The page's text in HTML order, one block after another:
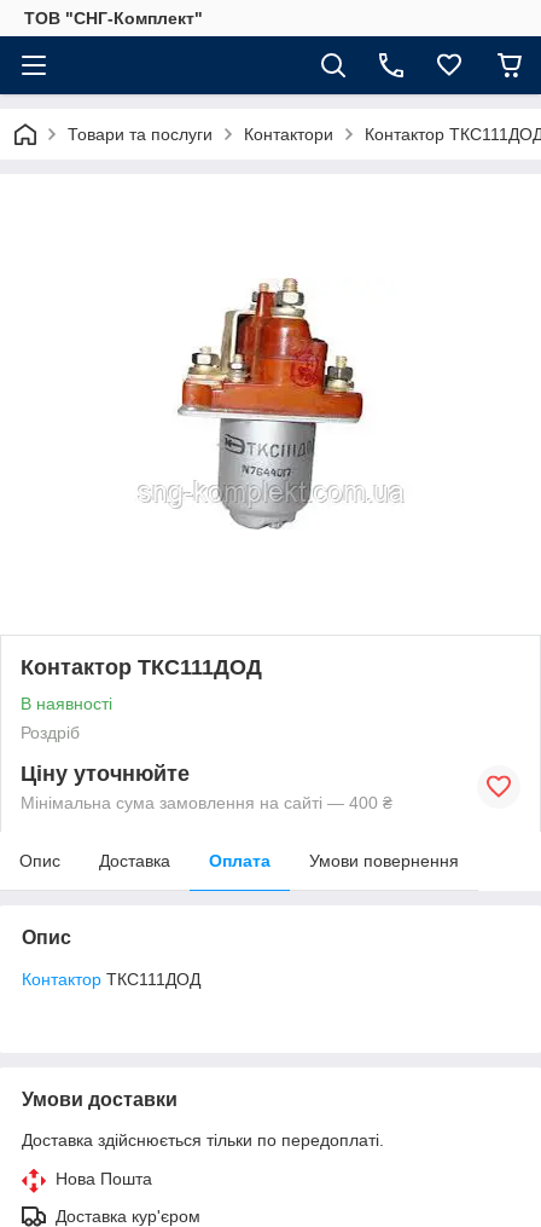
ТОВ "СНГ-Комплект"
Товари та послуги Контактори Контактор
Контактор ТКС111ДОД
В наявності
Роздріб
Ціну уточнюйте
Мінімальна сума замовлення на сайті — 400 ₴
Опис Доставка Оплата Умови повернення
Опис
Контактор ТКС111ДОД
Умови доставки
Доставка здійснюється тільки по передоплаті.
Нова Пошта
Доставка кур'єром